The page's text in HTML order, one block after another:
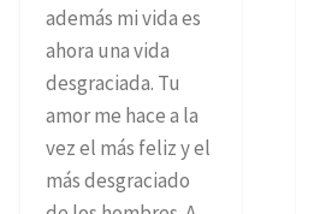
además mi vida es
ahora una vida
desgraciada. Tu
amor me hace a la
vez el más feliz y el
más desgraciado